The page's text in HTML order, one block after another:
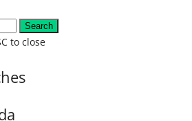
Search
to close